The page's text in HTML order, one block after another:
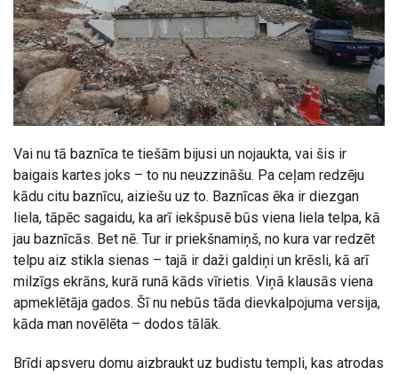
Vai nu tā baznīca te tiešām bijusi un nojaukta, vai šis ir
baigais kartes joks – to nu neuzzināšu. Pa ceļam redzēju
kādu citu baznīcu, aiziešu uz to. Baznīcas ēka ir diezgan
liela, tāpēc sagaidu, ka arī iekšpusē būs viena liela telpa, kā
jau baznīcās. Bet nē. Tur ir priekšnamiņš, no kura var redzēt
telpu aiz stikla sienas – tajā ir daži galdiņi un krēsli, kā arī
milzīgs ekrāns, kurā runā kāds vīrietis. Viņā klausās viena
apmeklētāja gados. Šī nu nebūs tāda dievkalpojuma versija,
kāda man novēlēta – dodos tālāk.
Brīdi apsveru domu aizbraukt uz budistu templi, kas atrodas